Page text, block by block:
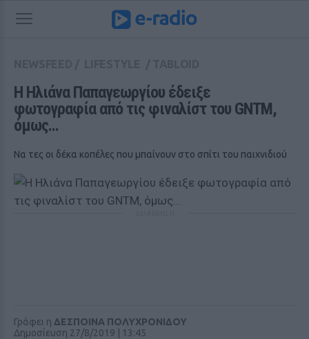
Η Ηλιάνα Παπαγεωργίου έδειξε
φωτογραφία από τις φιναλίστ του GNTM,
όμως...
Να τες οι δέκα κοπέλες που μπαίνουν στο σπίτι του παιχνιδιού
Γράφει η ΔΕΣΠΟΙΝΑ ΠΟΛΥΧΡΟΝΙΔΟΥ
Δημοσίευση 27/8/2019 | 13:45